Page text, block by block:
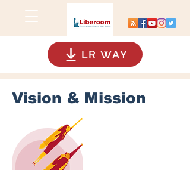
LR WAY
Vision & Mission